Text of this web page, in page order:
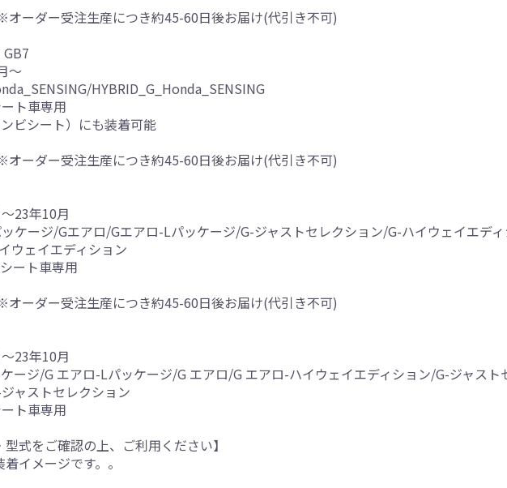
ーダー受注生産につき約45-60日後お届け(代引き不可)
～
HYBRID_G_Honda_SENSING
ト車専用
ビシート）にも装着可能
ーダー受注生産につき約45-60日後お届け(代引き不可)
23年10月
ケージ/Gエアロ/Gエアロ-Lパッケージ/G-ジャストセレクション/G-ハイウェイエデ
ウェイエディション
ート車専用
ーダー受注生産につき約45-60日後お届け(代引き不可)
23年10月
ージ/G エアロ-Lパッケージ/G エアロ/G エアロ-ハイウェイエディション/G-ジャス
ャストセレクション
ト車専用
型式をご確認の上、ご利用ください】
イメージです。。